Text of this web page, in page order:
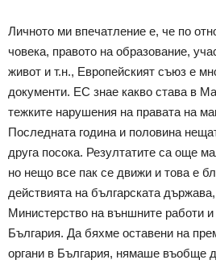
Личното ми впечатление е, че по
човека, правото на образование,
живот и т.н., Европейският съюз е
документи. ЕС знае какво става в
тежките нарушения на правата на
Последната година и половина
друга посока. Резултатите са още
но нещо все пак се движи и това е
действията на българската
Министерство на външните работи и
България. Да бяхме оставени на
органи в България, нямаше въобще